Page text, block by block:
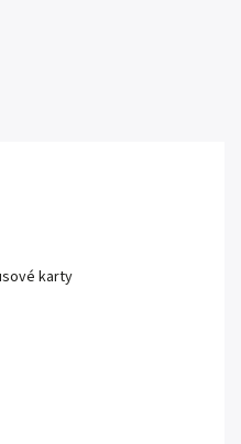
karty